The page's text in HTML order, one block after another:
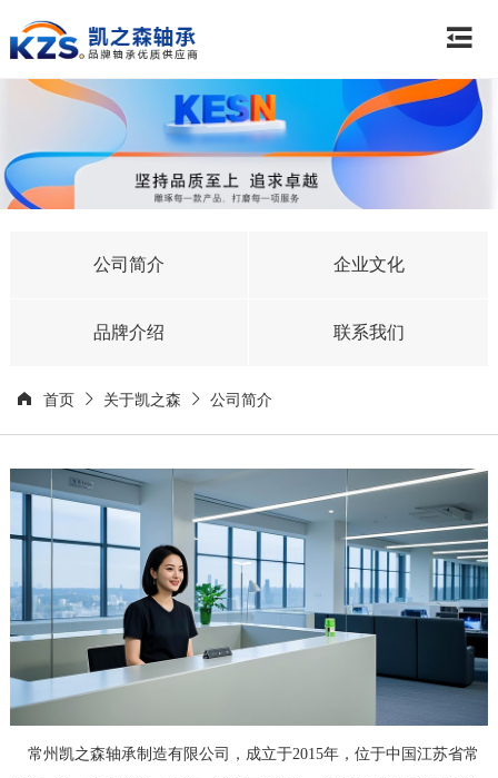
公司简介 企业文化
品牌介绍 联系我们
首页 关于凯之森 公司简介